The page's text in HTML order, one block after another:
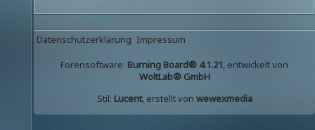
Datenschutzerklärung Impressum
Forensoftware: Burning Board® 4.1.21, entwickelt von
WoltLab® GmbH
Stil: Lucent, erstellt von wewexmedia